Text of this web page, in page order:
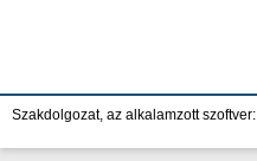
Szakdolgozat, az alkalamzott szoftver: